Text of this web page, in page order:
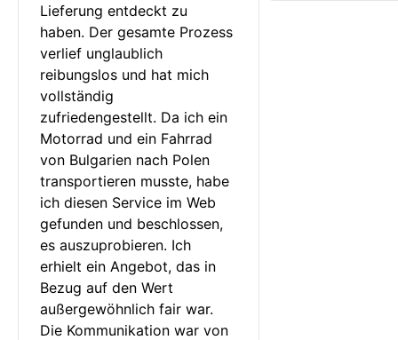
Lieferung entdeckt zu
haben. Der gesamte Prozess
verlief unglaublich
reibungslos und hat mich
vollständig
zufriedengestellt. Da ich ein
Motorrad und ein Fahrrad
von Bulgarien nach Polen
transportieren musste, habe
ich diesen Service im Web
gefunden und beschlossen,
es auszuprobieren. Ich
erhielt ein Angebot, das in
Bezug auf den Wert
außergewöhnlich fair war.
Die Kommunikation war von